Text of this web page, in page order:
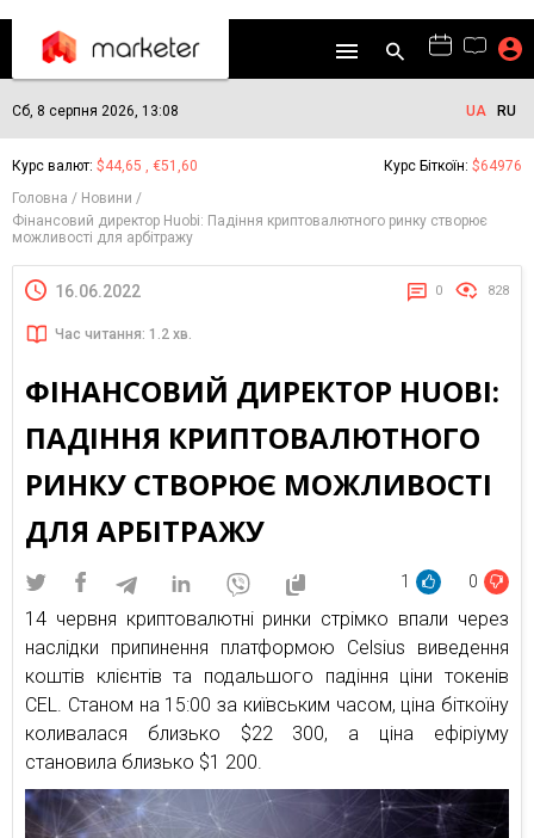
Сб, 8 серпня 2026, 13:08 UA RU
Курс валют: $44,65 , €51,60 Курс Біткоїн: $64976
Головна
Новини
Фінансовий директор Huobi: Падіння криптовалютного ринку створює
можливості для арбітражу
16.06.2022 0 828
Час читання: 1.2 хв.
ФІНАНСОВИЙ ДИРЕКТОР HUOBI:
ПАДІННЯ КРИПТОВАЛЮТНОГО
РИНКУ СТВОРЮЄ МОЖЛИВОСТІ
ДЛЯ АРБІТРАЖУ
1 0
14 червня криптовалютні ринки стрімко впали через
наслідки припинення платформою Celsius виведення
коштів клієнтів та подальшого падіння ціни токенів
CEL. Станом на 15:00 за київським часом, ціна біткоїну
коливалася близько $22 300, а ціна ефіріуму
становила близько $1 200.